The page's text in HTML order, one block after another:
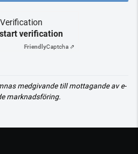
verification
FriendlyCaptcha ⇗
medgivande till mottagande av e-
marknadsföring.